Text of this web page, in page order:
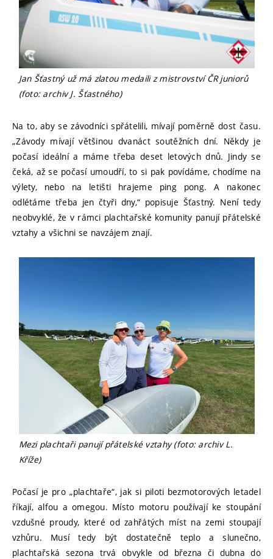
Jan Šťastný už má zlatou medaili z mistrovství ČR juniorů
(foto: archiv J. Šťastného)
Na to, aby se závodníci spřátelili, mívají poměrně dost času.
„Závody mívají většinou dvanáct soutěžních dní. Někdy je
počasí ideální a máme třeba deset letových dnů. Jindy se
čeká, až se počasí umoudří, to si pak povídáme, chodíme na
výlety, nebo na letišti hrajeme ping pong. A nakonec
odlétáme třeba jen čtyři dny,“ popisuje Šťastný. Není tedy
neobvyklé, že v rámci plachtařské komunity panují přátelské
vztahy a všichni se navzájem znají.
Mezi plachtaři panují přátelské vztahy (foto: archiv L.
Kříže)
Počasí je pro „plachtaře“, jak si piloti bezmotorových letadel
říkají, alfou a omegou. Místo motoru používají ke stoupání
vzdušné proudy, které od zahřátých míst na zemi stoupají
vzhůru. Musí tedy být dostatečně teplo a slunečno,
plachtařská sezona trvá obvykle od března či dubna do